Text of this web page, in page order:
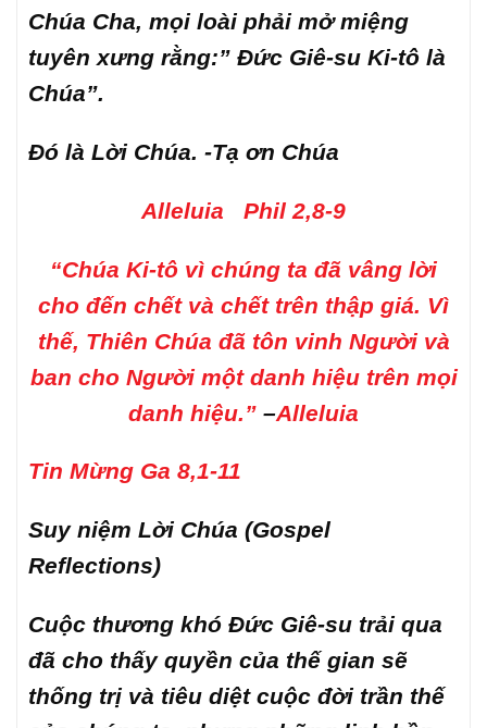
Chúa Cha, mọi loài phải mở miệng
tuyên xưng rằng:” Đức Giê-su Ki-tô là
Chúa”.
Đó là Lời Chúa. -Tạ ơn Chúa
Alleluia Phil 2,8-9
“Chúa Ki-tô vì chúng ta đã vâng lời
cho đến chết và chết trên thập giá. Vì
thế, Thiên Chúa đã tôn vinh Người và
ban cho Người một danh hiệu trên mọi
danh hiệu.” –Alleluia
Tin Mừng Ga 8,1-11
Suy niệm Lời Chúa (Gospel
Reflections)
Cuộc thương khó Đức Giê-su trải qua
đã cho thấy quyền của thế gian sẽ
thống trị và tiêu diệt cuộc đời trần thế